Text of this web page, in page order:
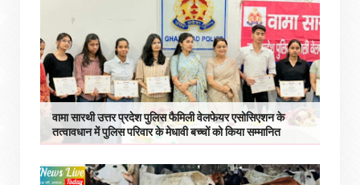
वामा सारथी उत्तर प्रदेश पुलिस फैमिली वेलफेयर एसोसिएशन के
तत्वावधान में पुलिस परिवार के मेधावी बच्चों को किया सम्मानित